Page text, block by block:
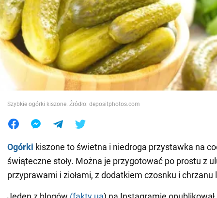
Społeczeństwo
Wojna na Ukrainie
Świat
Jedzenie
Szybkie ogórki kiszone. Źródło: depositphotos.com
Ogórki kiszone to świetna i niedroga przystawka na
świąteczne stoły. Można je przygotować po prostu z
przyprawami i ziołami, z dodatkiem czosnku i